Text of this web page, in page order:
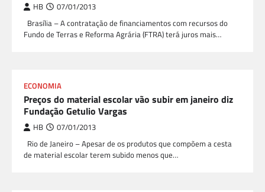
HB 07/01/2013
Brasília – A contratação de financiamentos com recursos do
Fundo de Terras e Reforma Agrária (FTRA) terá juros mais…
ECONOMIA
Preços do material escolar vão subir em janeiro diz
Fundação Getulio Vargas
HB 07/01/2013
Rio de Janeiro – Apesar de os produtos que compõem a cesta
de material escolar terem subido menos que…